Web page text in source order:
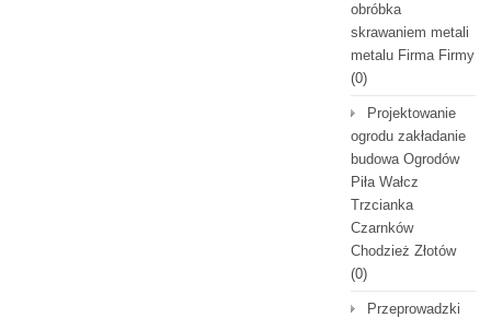
obróbka
skrawaniem metali
metalu Firma Firmy
(0)
Projektowanie
ogrodu zakładanie
budowa Ogrodów
Piła Wałcz
Trzcianka
Czarnków
Chodzież Złotów
(0)
Przeprowadzki